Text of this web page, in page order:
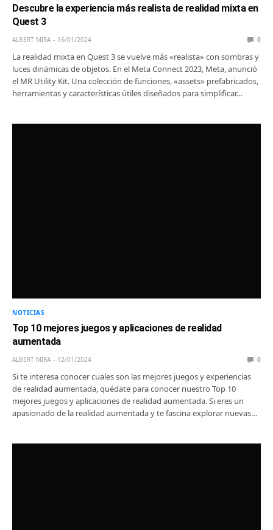
Descubre la experiencia más realista de realidad mixta en
Quest 3
ALBERT MIRA 16/01/2024 0
La realidad mixta en Quest 3 se vuelve más «realista» con sombras y
luces dinámicas de objetos. En el Meta Connect 2023, Meta, anunció
el MR Utility Kit. Una colección de funciones, «assets» prefabricados,
herramientas y características útiles diseñados para simplificar…
NOTICIAS
Top 10 mejores juegos y aplicaciones de realidad
aumentada
ALBERT MIRA 12/01/2024 0
Si te interesa conocer cuales son las mejores juegos y experiencias
de realidad aumentada, quédate para conocer nuestro Top 10
mejores juegos y aplicaciones de realidad aumentada. Si eres un
apasionado de la realidad aumentada y te fascina explorar nuevas…